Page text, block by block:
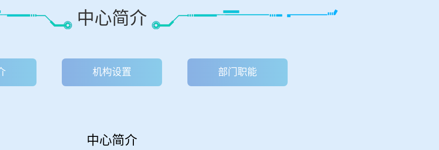
中心简介
机构设置 部门职能
中心简介